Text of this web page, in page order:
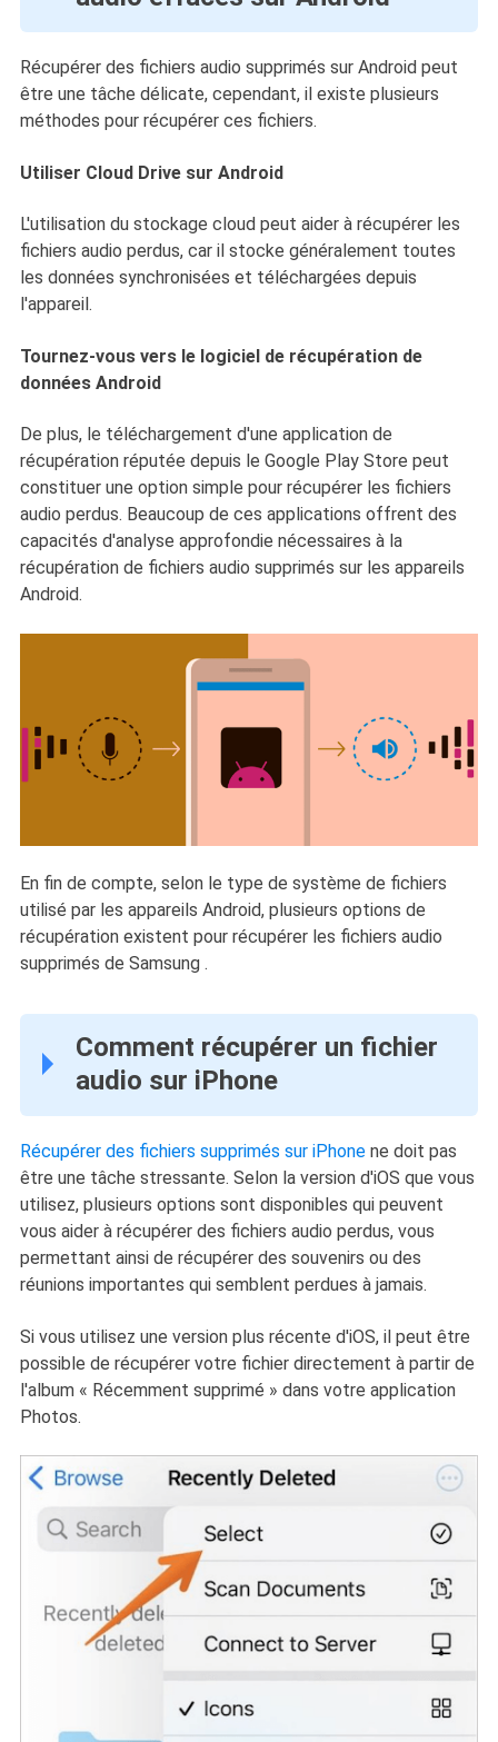
Récupérer des fichiers audio supprimés sur Android peut
être une tâche délicate, cependant, il existe plusieurs
méthodes pour récupérer ces fichiers.
Utiliser Cloud Drive sur Android
L'utilisation du stockage cloud peut aider à récupérer les
fichiers audio perdus, car il stocke généralement toutes
les données synchronisées et téléchargées depuis
l'appareil.
Tournez-vous vers le logiciel de récupération de
données Android
De plus, le téléchargement d'une application de
récupération réputée depuis le Google Play Store peut
constituer une option simple pour récupérer les fichiers
audio perdus. Beaucoup de ces applications offrent des
capacités d'analyse approfondie nécessaires à la
récupération de fichiers audio supprimés sur les appareils
Android.
En fin de compte, selon le type de système de fichiers
utilisé par les appareils Android, plusieurs options de
récupération existent pour récupérer les fichiers audio
supprimés de Samsung .
Comment récupérer un fichier
audio sur iPhone
Récupérer des fichiers supprimés sur iPhonene doit pas
être une tâche stressante. Selon la version d'iOS que vous
utilisez, plusieurs options sont disponibles qui peuvent
vous aider à récupérer des fichiers audio perdus, vous
permettant ainsi de récupérer des souvenirs ou des
réunions importantes qui semblent perdues à jamais.
Si vous utilisez une version plus récente d'iOS, il peut être
possible de récupérer votre fichier directement à partir de
l'album « Récemment supprimé » dans votre application
Photos.